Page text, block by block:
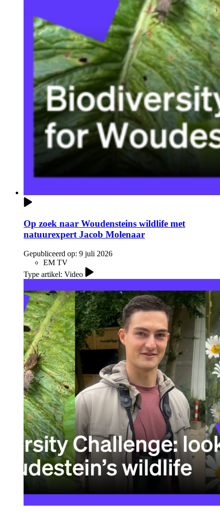
Op zoek naar Woudensteins wildlife met
natuurexpert Jacob Molenaar
Gepubliceerd op: 9 juli 2026
EM TV
Type artikel: Video